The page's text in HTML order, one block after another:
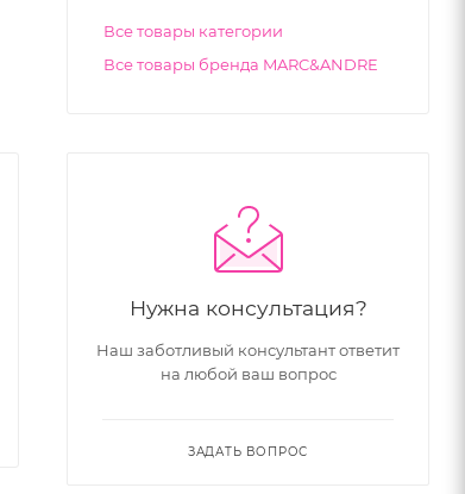
Все товары категории
Все товары бренда MARC&ANDRE
Нужна консультация?
Наш заботливый консультант ответит
на любой ваш вопрос
ЗАДАТЬ ВОПРОС